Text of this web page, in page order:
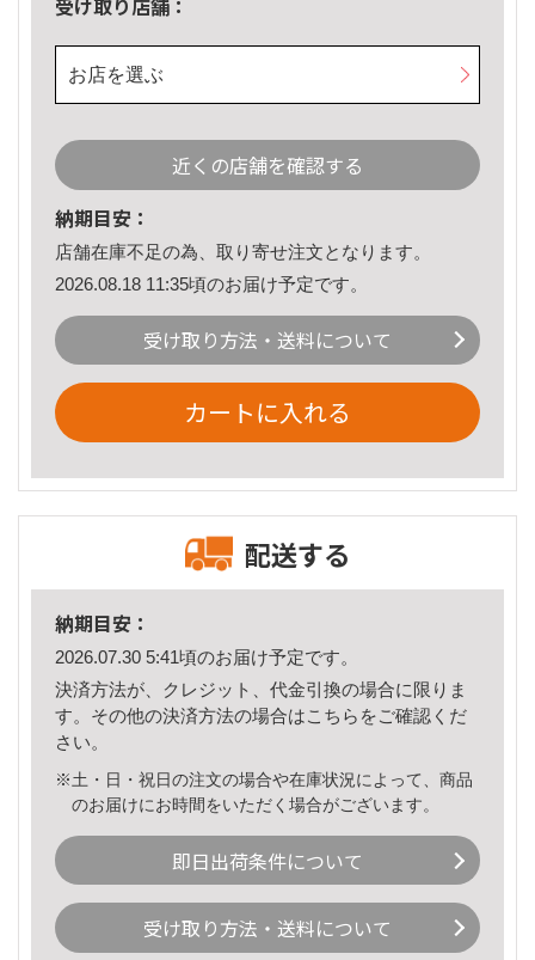
受け取り店舗：
お店を選ぶ
近くの店舗を確認する
納期目安：
店舗在庫不足の為、取り寄せ注文となります。
2026.08.18 11:35頃のお届け予定です。
受け取り方法・送料について
カートに入れる
配送する
納期目安：
2026.07.30 5:41頃のお届け予定です。
決済方法が、クレジット、代金引換の場合に限りま
す。その他の決済方法の場合はこちら をご確認くだ
さい。
※土・日・祝日の注文の場合や在庫状況によって、商品
のお届けにお時間をいただく場合がございます。
即日出荷条件について
受け取り方法・送料について